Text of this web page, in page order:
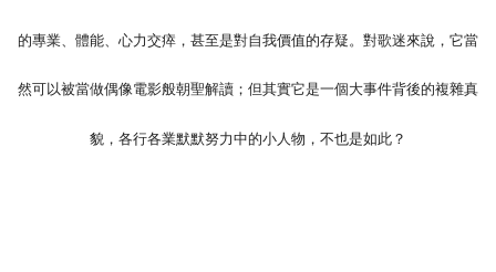
的專業、體能、心力交瘁，甚至是對自我價值的存疑。對歌迷來說，它當
然可以被當做偶像電影般朝聖解讀；但其實它是一個大事件背後的複雜真
貌，各行各業默默努力中的小人物，不也是如此？